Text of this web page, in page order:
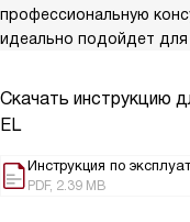
профессиональную
идеально подойдет
Скачать инструкцию
EL
Инструкция по
PDF, 2.39 MB